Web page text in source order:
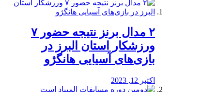
۲ مدال برنز نتیجه حضور ۷
ورزشکار استان البرز در
بازی‌های آسیایی هانگژو
اکتبر 12, 2023